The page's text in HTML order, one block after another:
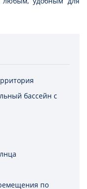
бассейн с
по